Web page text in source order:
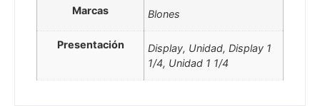
Marcas Blones
Presentación
Display, Unidad, Display 1
1/4, Unidad 1 1/4